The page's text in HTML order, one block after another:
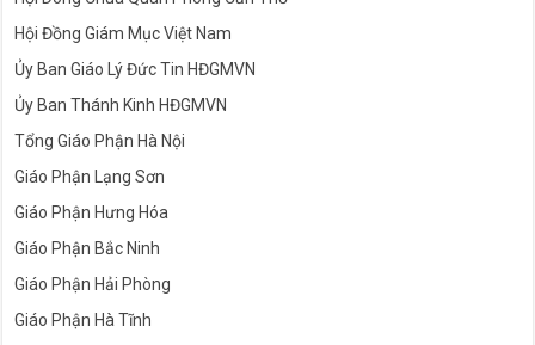
Hội Đồng Giám Mục Việt Nam
Ủy Ban Giáo Lý Đức Tin HĐGMVN
Ủy Ban Thánh Kinh HĐGMVN
Tổng Giáo Phận Hà Nội
Giáo Phận Lạng Sơn
Giáo Phận Hưng Hóa
Giáo Phận Bắc Ninh
Giáo Phận Hải Phòng
Giáo Phận Hà Tĩnh